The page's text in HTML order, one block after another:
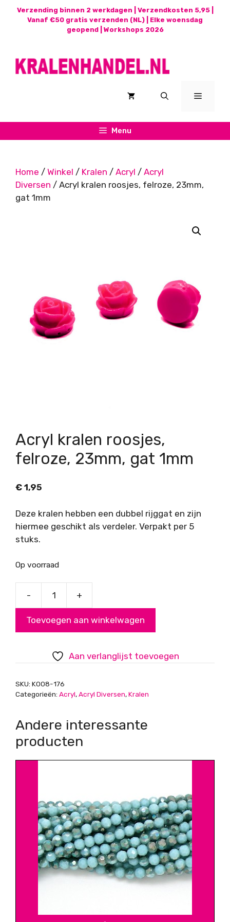
Verzending binnen 2 werkdagen | Verzendkosten 5,95 |
Vanaf €50 gratis verzenden (NL) | Elke woensdag
geopend | Workshops 2026
Menu
Menu
Home / Winkel / Kralen / Acryl / Acryl
Diversen / Acryl kralen roosjes, felroze, 23mm,
gat 1mm
Acryl kralen roosjes,
felroze, 23mm, gat 1mm
€ 1,95
Deze kralen hebben een dubbel rijggat en zijn
hiermee geschikt als verdeler. Verpakt per 5
stuks.
Op voorraad
-
roosjes,
23mm,
gat
aantal
+
Toevoegen aan winkelwagen
Aan verlanglijst toevoegen
SKU: K008-176
Categorieën: Acryl,Acryl Diversen,Kralen
Andere interessante
producten